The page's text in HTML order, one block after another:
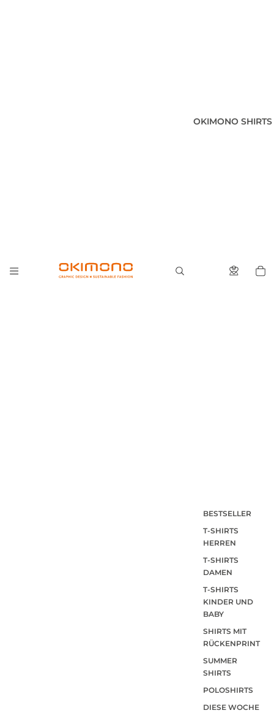
OKIMONO SHIRTS
BESTSELLER
T-SHIRTS
HERREN
T-SHIRTS
DAMEN
T-SHIRTS
KINDER UND
BABY
SHIRTS MIT
RÜCKENPRINT
SUMMER
SHIRTS
POLOSHIRTS
DIESE WOCHE